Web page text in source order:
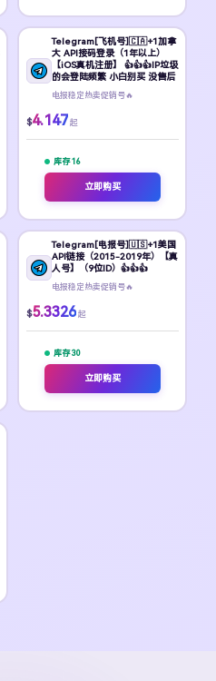
Telegram[飞机号]🇨🇦+1加拿
大 API接码登录（1年以上）
【iOS真机注册】 👍👍👍IP垃圾
的会登陆频繁 小白别买 没售后
电报稳定热卖促销号🔥
$4.147 起
库存 16
立即购买
Telegram[电报号]🇺🇸+1美国
API链接（2015-2019年）【真
人号】（9位ID）👍👍👍
电报稳定热卖促销号🔥
$5.3326 起
库存 30
立即购买